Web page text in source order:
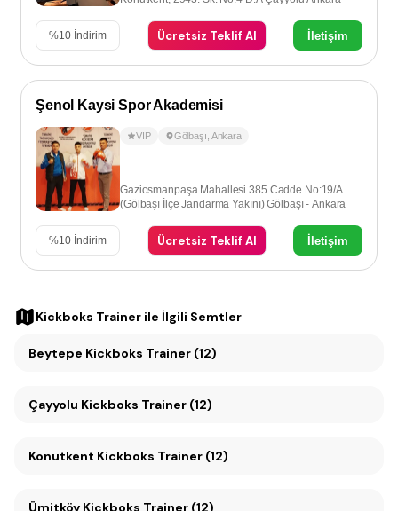
%10 İndirim Ücretsiz Teklif Al İletişim
Şenol Kaysi Spor Akademisi
VIP Gölbaşı Ankara
Gaziosmanpaşa Mahallesi 385.Cadde No:19/A
(Gölbaşı İlçe Jandarma Yakını) Gölbaşı - Ankara
%10 İndirim Ücretsiz Teklif Al İletişim
Kickboks Trainer ile İlgili Semtler
Beytepe Kickboks Trainer (12)
Çayyolu Kickboks Trainer (12)
Konutkent Kickboks Trainer (12)
Ümitköy Kickboks Trainer (12)